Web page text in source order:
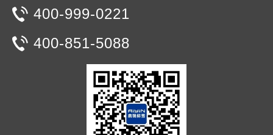
400-999-0221
400-851-5088